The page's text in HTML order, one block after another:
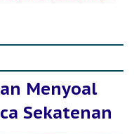
Menyoal
Sekatenan